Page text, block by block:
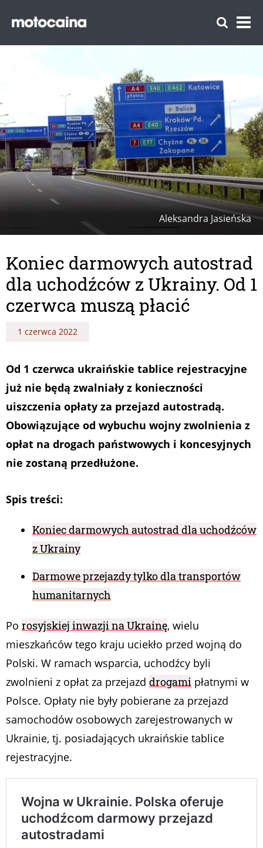
Aleksandra Jasieńska
Koniec darmowych autostrad
dla uchodźców z Ukrainy. Od 1
czerwca muszą płacić
1 czerwca 2022
Od 1 czerwca ukraińskie tablice rejestracyjne
już nie będą zwalniały z konieczności
uiszczenia opłaty za przejazd autostradą.
Obowiązujące od wybuchu wojny zwolnienia z
opłat na drogach państwowych i koncesyjnych
nie zostaną przedłużone.
Spis treści:
Koniec darmowych autostrad dla uchodźców
z Ukrainy
Darmowe przejazdy tylko dla transportów
humanitarnych
Po rosyjskiej inwazji na Ukrainę, wielu
mieszkańców tego kraju uciekło przed wojną do
Polski. W ramach wsparcia, uchodźcy byli
zwolnieni z opłat za przejazd drogami płatnymi w
Polsce. Opłaty nie były pobierane za przejazd
samochodów osobowych zarejestrowanych w
Ukrainie, tj. posiadających ukraińskie tablice
rejestracyjne.